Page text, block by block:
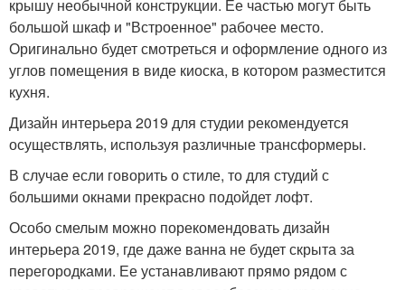
крышу необычной конструкции. Ее частью могут быть
большой шкаф и "Встроенное" рабочее место.
Оригинально будет смотреться и оформление одного из
углов помещения в виде киоска, в котором разместится
кухня.
Дизайн интерьера 2019 для студии рекомендуется
осуществлять, используя различные трансформеры.
В случае если говорить о стиле, то для студий с
большими окнами прекрасно подойдет лофт.
Особо смелым можно порекомендовать дизайн
интерьера 2019, где даже ванна не будет скрыта за
перегородками. Ее устанавливают прямо рядом с